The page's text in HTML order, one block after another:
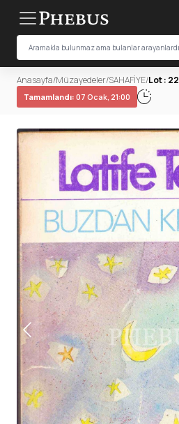
Anasayfa/Müzayedeler/SAHAFİYE/Lot : 22
Tamamlandı: 07 Ocak, 21:00